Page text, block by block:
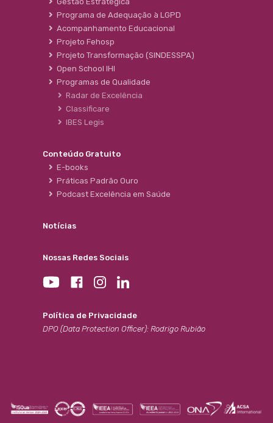
Programa de Adequação à LGPD
Acompanhamento Educacional
Projeto Fehosp
Projeto Transformação (SINDESSPA)
Open School IHI
Programas de Qualidade
Radar de Excelência
Classificare
IBES Legis
Conteúdo Gratuito
E-books
Práticas Padrão Ouro
Podcast Excelência em Saúde
Notícias
Nossas Redes Sociais
Política de Privacidade
DPO (Data Protection Officer): Rodrigo Rubião